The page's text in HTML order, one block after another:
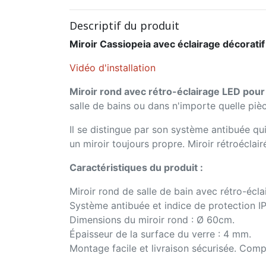
Descriptif du produit
Miroir Cassiopeia avec éclairage
Vidéo d'installation
Miroir rond avec rétro-éclairage LED
salle de bains ou dans n'importe quelle
Il se distingue par son système antibuée
un miroir toujours propre. Miroir
Caractéristiques du produit :
Miroir rond de salle de bain avec rétro-
Système antibuée et indice de protection
Dimensions du miroir rond : Ø 60cm.
Épaisseur de la surface du verre : 4 mm.
Montage facile et livraison sécurisée.